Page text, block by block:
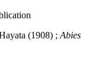
(1908) ; Abies